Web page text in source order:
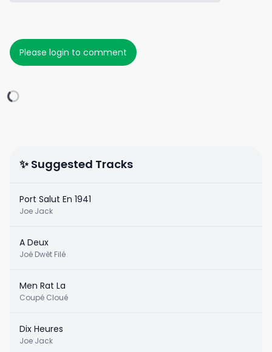
Please login to comment
✨ Suggested Tracks
Port Salut En 1941
Joe Jack
A Deux
Joé Dwèt Filé
Men Rat La
Coupé Cloué
Dix Heures
Joe Jack